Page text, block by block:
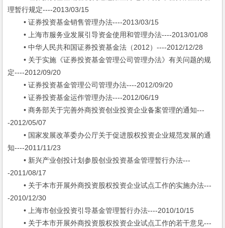
理暂行规定----2013/03/15
• 证券投资基金销售管理办法----2013/03/15
• 上海市服务业发展引导资金使用和管理办法----2013/01/08
• 中华人民共和国证券投资基金法（2012）----2012/12/28
• 关于实施《证券投资基金管理公司管理办法》有关问题的规
定----2012/09/20
• 证券投资基金管理公司管理办法----2012/09/20
• 证券投资基金运作管理办法----2012/06/19
• 商务部关于完善外商投资创业投资企业备案管理的通知---
-2012/05/07
• 国家发展改革委办公厅关于促进股权投资企业规范发展的通
知----2011/11/23
• 新兴产业创投计划参股创业投资基金管理暂行办法---
-2011/08/17
• 关于本市开展外商投资股权投资企业试点工作的实施办法---
-2010/12/30
• 上海市创业投资引导基金管理暂行办法----2010/10/15
• 关于本市开展外商投资股权投资企业试点工作的若干意见---